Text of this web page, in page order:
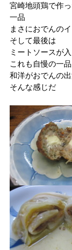
宮崎地頭鶏で作
一品
まさにおでんの
そして最後は
ミートソースが
これも自慢の一
和洋がおでんの
そんな感じだ